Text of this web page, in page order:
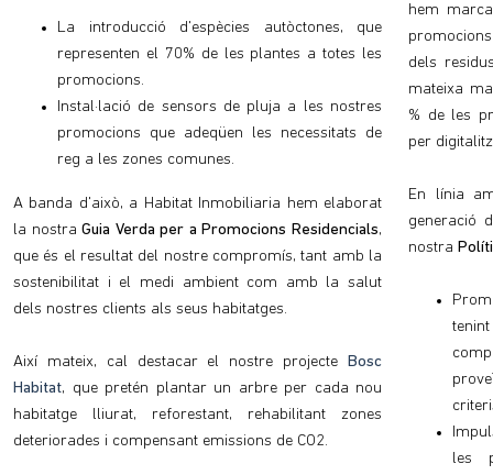
La introducció d'espècies autòctones, que
representen el 70% de les plantes a totes les
promocions.
Instal·lació de sensors de pluja a les nostres
promocions que adeqüen les necessitats de
reg a les zones comunes.
A banda d'això, a Habitat Inmobiliaria hem elaborat
la nostraGuia Verda per a Promocions Residencials,
que és el resultat del nostre compromís, tant amb la
sostenibilitat i el medi ambient com amb la salut
dels nostres clients als seus habitatges.
Així mateix, cal destacar el nostre projecte
Bosc
Habitat, que pretén plantar un arbre per cada nou
habitatge lliurat, reforestant, rehabilitant zones
deteriorades i compensant emissions de CO2.
hem
dels
mateixa
% de les
per
En línia
generació
nostra
les